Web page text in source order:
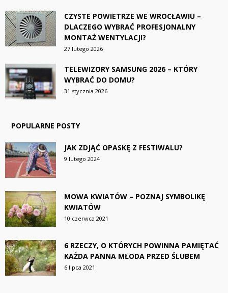
CZYSTE POWIETRZE WE WROCŁAWIU –
DLACZEGO WYBRAĆ PROFESJONALNY
MONTAŻ WENTYLACJI?
27 lutego 2026
TELEWIZORY SAMSUNG 2026 – KTÓRY
WYBRAĆ DO DOMU?
31 stycznia 2026
POPULARNE POSTY
JAK ZDJĄĆ OPASKĘ Z FESTIWALU?
9 lutego 2024
MOWA KWIATÓW – POZNAJ SYMBOLIKĘ
KWIATÓW
10 czerwca 2021
6 RZECZY, O KTÓRYCH POWINNA PAMIĘTAĆ
KAŻDA PANNA MŁODA PRZED ŚLUBEM
6 lipca 2021